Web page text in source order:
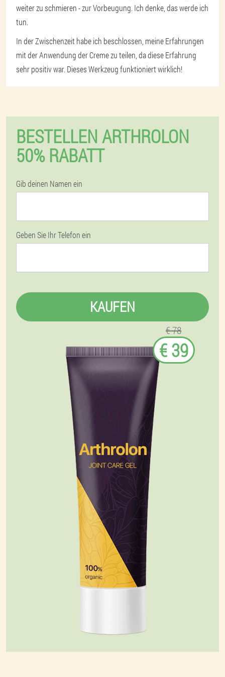
weiter zu schmieren - zur Vorbeugung. Ich denke, das werde ich
tun.
In der Zwischenzeit habe ich beschlossen, meine Erfahrungen
mit der Anwendung der Creme zu teilen, da diese Erfahrung
sehr positiv war. Dieses Werkzeug funktioniert wirklich!
BESTELLEN ARTHROLON
50% RABATT
Gib deinen Namen ein
Geben Sie Ihr Telefon ein
KAUFEN
€ 78
€ 39